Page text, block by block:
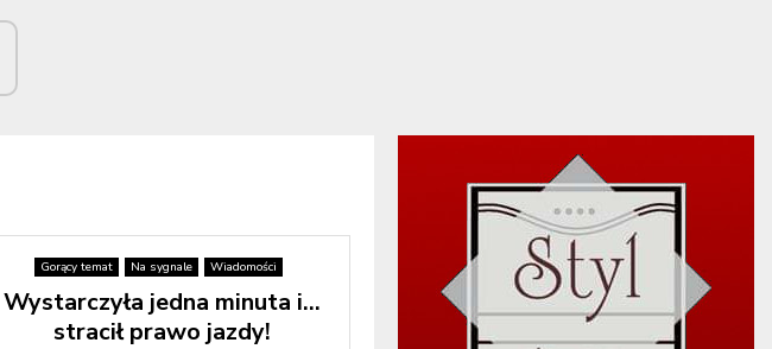
Gorący temat Na sygnale Wiadomości
Wystarczyła jedna minuta i…
stracił prawo jazdy!